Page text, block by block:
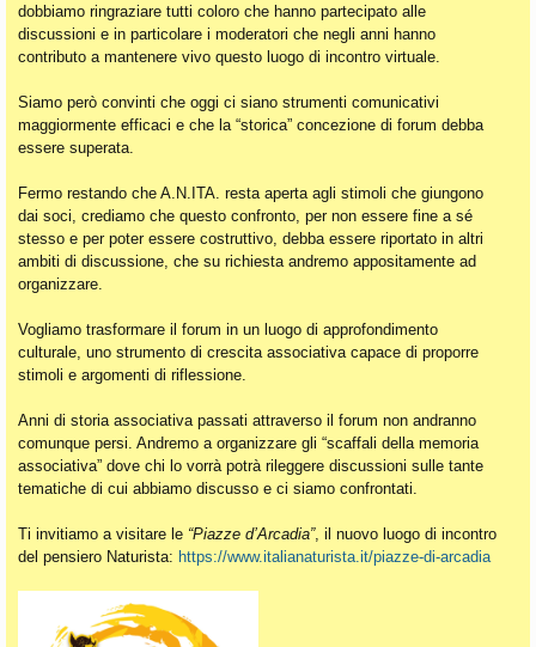
pi
di
dobbiamo ringraziare tutti coloro che hanno partecipato alle
discussioni e in particolare i moderatori che negli anni hanno
contributo a mantenere vivo questo luogo di incontro virtuale.
Siamo però convinti che oggi ci siano strumenti comunicativi
maggiormente efficaci e che la “storica” concezione di forum debba
essere superata.
Fermo restando che A.N.ITA. resta aperta agli stimoli che giungono
dai soci, crediamo che questo confronto, per non essere fine a sé
stesso e per poter essere costruttivo, debba essere riportato in altri
ambiti di discussione, che su richiesta andremo appositamente ad
organizzare.
Vogliamo trasformare il forum in un luogo di approfondimento
culturale, uno strumento di crescita associativa capace di proporre
stimoli e argomenti di riflessione.
Anni di storia associativa passati attraverso il forum non andranno
comunque persi. Andremo a organizzare gli “scaffali della memoria
associativa” dove chi lo vorrà potrà rileggere discussioni sulle tante
tematiche di cui abbiamo discusso e ci siamo confrontati.
Ti invitiamo a visitare le “Piazze d’Arcadia”, il nuovo luogo di incontro
del pensiero Naturista: https://www.italianaturista.it/piazze-di-arcadia